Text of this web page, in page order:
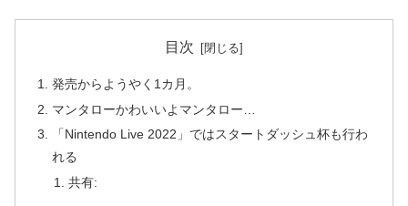
目次
発売からようやく1カ月。
マンタローかわいいよマンタロー…
「Nintendo Live 2022」ではスタートダッシュ杯も行わ
れる
共有: